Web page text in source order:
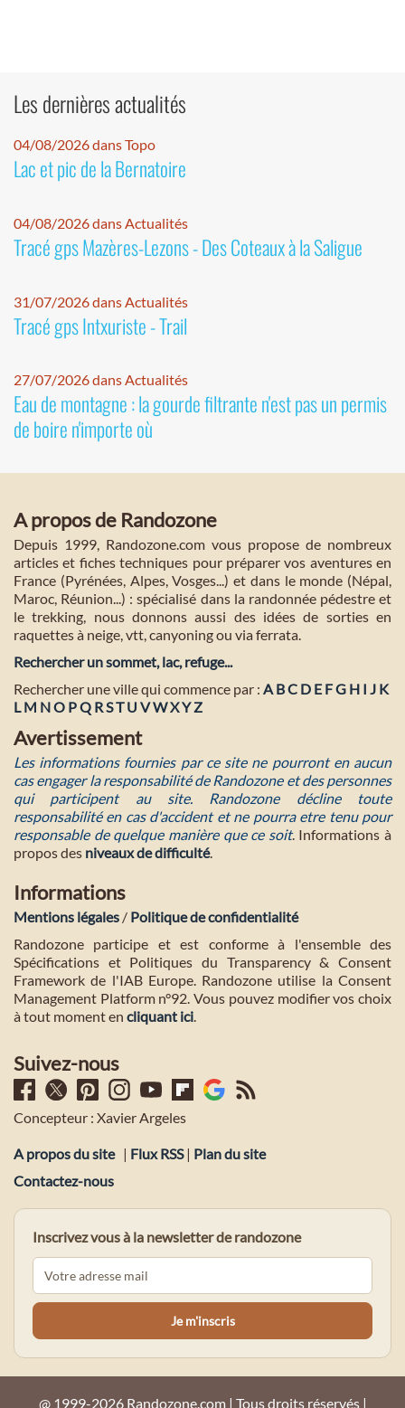
Les dernières actualités
04/08/2026 dans Topo
Lac et pic de la Bernatoire
04/08/2026 dans Actualités
Tracé gps Mazères-Lezons - Des Coteaux à la Saligue
31/07/2026 dans Actualités
Tracé gps Intxuriste - Trail
27/07/2026 dans Actualités
Eau de montagne : la gourde filtrante n'est pas un permis
de boire n'importe où
A propos de Randozone
Depuis 1999, Randozone.com vous propose de nombreux
articles et fiches techniques pour préparer vos aventures en
France (Pyrénées, Alpes, Vosges...) et dans le monde (Népal,
Maroc, Réunion...) : spécialisé dans la randonnée pédestre et
le trekking, nous donnons aussi des idées de sorties en
raquettes à neige, vtt, canyoning ou via ferrata.
Rechercher un sommet, lac, refuge...
Rechercher une ville qui commence par : A BC D E FG H I J K
L M NO PQ RST U VWXYZ
Avertissement
Les informations fournies par ce site ne pourront en aucun
cas engager la responsabilité de Randozone et des personnes
qui participent au site. Randozone décline toute
responsabilité en cas d'accident et ne pourra etre tenu pour
responsable de quelque manière que ce soit. Informations à
propos des niveaux de difficulté.
Informations
Mentions légales / Politique de confidentialité
Randozone participe et est conforme à l'ensemble des
Spécifications et Politiques du Transparency & Consent
Framework de l'IAB Europe. Randozone utilise la Consent
Management Platform n°92. Vous pouvez modifier vos choix
à tout moment en cliquant ici.
Suivez-nous
Concepteur : Xavier Argeles
A propos du site | Flux RSS| Plan du site
Contactez-nous
Inscrivez vous à la newsletter de randozone
@ 1999-2026 Randozone.com | Tous droits réservés |